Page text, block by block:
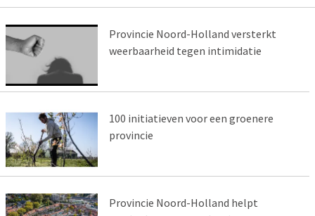
Provincie Noord-Holland versterkt
weerbaarheid tegen intimidatie
100 initiatieven voor een groenere
provincie
Provincie Noord-Holland helpt